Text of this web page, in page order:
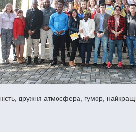
дружня атмосфера, гумор,